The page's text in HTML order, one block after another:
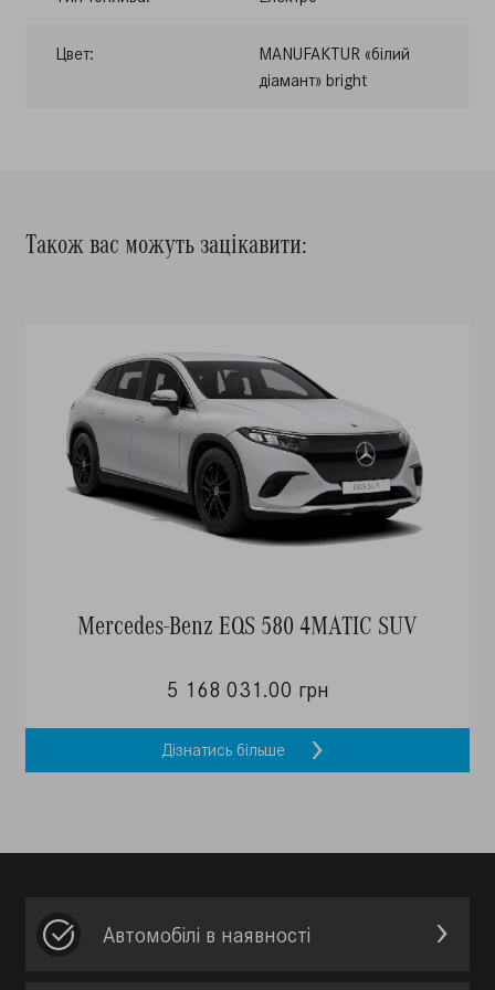
Цвет:
MANUFAKTUR «білий
діамант» bright
Також вас можуть зацікавити:
Mercedes-Benz EQS 580 4MATIC SUV
5 168 031.00 грн
Дізнатись більше
Автомобілі в наявності